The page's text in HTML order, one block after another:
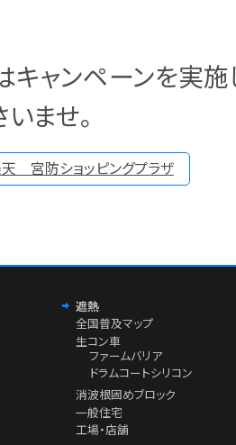
キャンペーンを実施
ませ。
宮防ショッピングプラザ
遮熱
全国普及マップ
生コン車
ファームバリア
ドラムコートシリコン
消波根固めブロック
一般住宅
工場・店舗